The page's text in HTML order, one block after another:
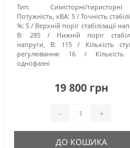
Тип:
Симісторні/тиристорні
Потужність, кВА: 5
Точність
%: 5
Верхній поріг стабілізації
В:
285
Нижній поріг
напруги, В:
115
Кількість
регулювання:
16
однофазні
19 800 грн
- +
ДО КОШИКА